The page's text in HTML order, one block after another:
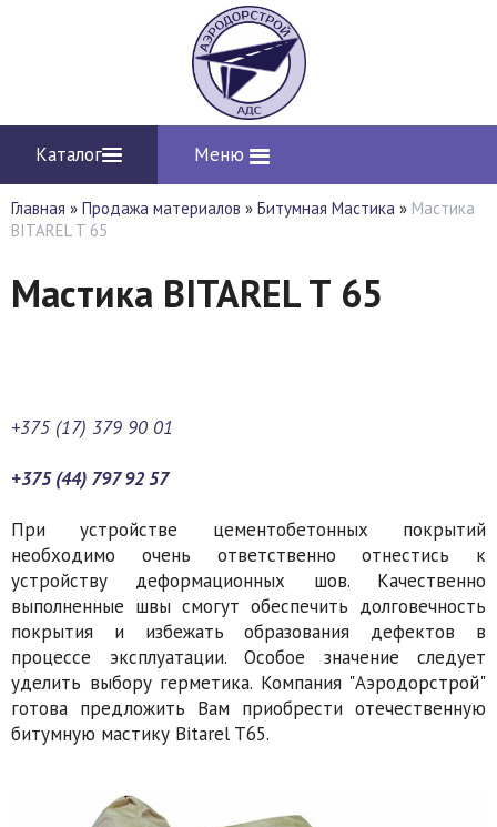
Каталог Меню
Главная » Продажа материалов » Битумная Мастика » Мастика
BITAREL T 65
Мастика BITAREL T 65
+375 (17) 379 90 01
+375 (44) 797 92 57
При устройстве цементобетонных покрытий
необходимо очень ответственно отнестись к
устройству деформационных шов. Качественно
выполненные швы смогут обеспечить долговечность
покрытия и избежать образования дефектов в
процессе эксплуатации. Особое значение следует
уделить выбору герметика. Компания "Аэродорстрой"
готова предложить Вам приобрести отечественную
битумную мастику Bitarel T65.